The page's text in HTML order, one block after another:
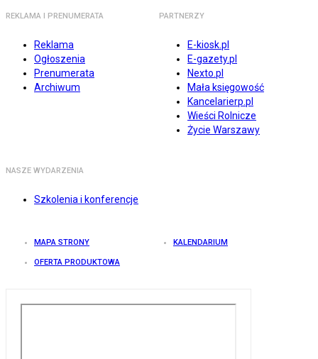
REKLAMA I PRENUMERATA
Reklama
Ogłoszenia
Prenumerata
Archiwum
PARTNERZY
E-kiosk.pl
E-gazety.pl
Nexto.pl
Mała księgowość
Kancelarierp.pl
Wieści Rolnicze
Życie Warszawy
NASZE WYDARZENIA
Szkolenia i konferencje
MAPA STRONY KALENDARIUM
OFERTA PRODUKTOWA